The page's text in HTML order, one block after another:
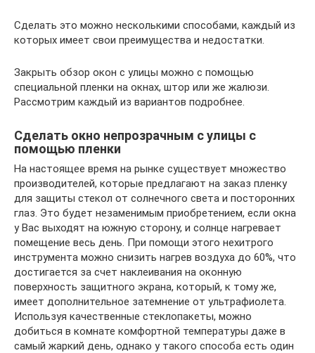
Сделать это можно несколькими способами, каждый из
которых имеет свои преимущества и недостатки.
Закрыть обзор окон с улицы можно с помощью
специальной пленки на окнах, штор или же жалюзи.
Рассмотрим каждый из вариантов подробнее.
Сделать окно непрозрачным с улицы с
помощью пленки
На настоящее время на рынке существует множество
производителей, которые предлагают на заказ пленку
для защиты стекол от солнечного света и посторонних
глаз. Это будет незаменимым приобретением, если окна
у Вас выходят на южную сторону, и солнце нагревает
помещение весь день. При помощи этого нехитрого
инструмента можно снизить нагрев воздуха до 60%, что
достигается за счет наклеивания на оконную
поверхность защитного экрана, который, к тому же,
имеет дополнительное затемнение от ультрафиолета.
Используя качественные стеклопакеты, можно
добиться в комнате комфортной температуры даже в
самый жаркий день, однако у такого способа есть один